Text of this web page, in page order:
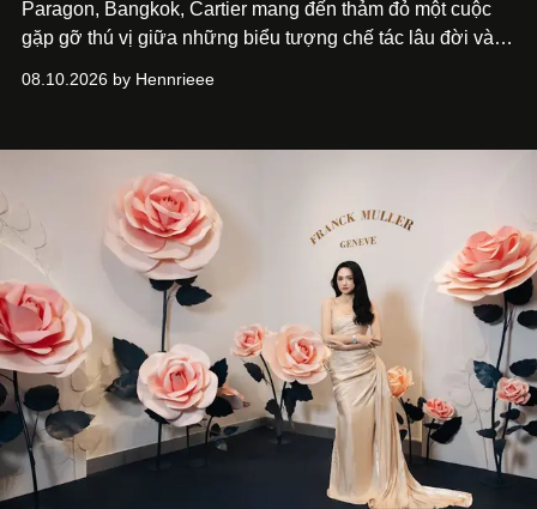
Paragon, Bangkok, Cartier mang đến thảm đỏ một cuộc
gặp gỡ thú vị giữa những biểu tượng chế tác lâu đời và
Lan. Sáu gương mặt gồm Tor Thanapob, Jeff Satur, PP
xuất hiện trong những thiết kế Cartier, mỗi người lựa chọn
một ngôn ngữ riêng để diễn giải tinh thần của Maison.
08.10.2026 by Hennrieee